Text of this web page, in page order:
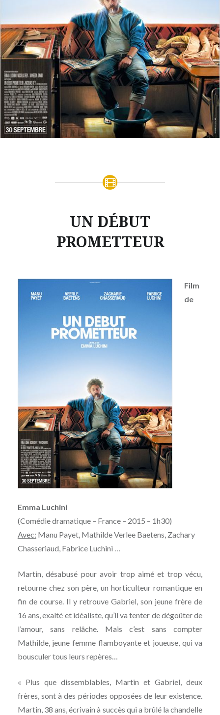
UN DÉBUT
PROMETTEUR
Film
de
Emma Luchini
(Comédie dramatique – France – 2015 – 1h30)
Avec: Manu Payet, Mathilde Verlee Baetens, Zachary
Chasseriaud, Fabrice Luchini …
Martin, désabusé pour avoir trop aimé et trop vécu,
retourne chez son père, un horticulteur romantique en
fin de course. Il y retrouve Gabriel, son jeune frère de
16 ans, exalté et idéaliste, qu’il va tenter de dégoûter de
l’amour, sans relâche. Mais c’est sans compter
Mathilde, jeune femme flamboyante et joueuse, qui va
bousculer tous leurs repères…
« Plus que dissemblables, Martin et Gabriel, deux
frères, sont à des périodes opposées de leur existence.
Martin, 38 ans, écrivain à succès qui a brûlé la chandelle